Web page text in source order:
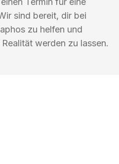
sind bereit, dir bei
zu helfen und
werden zu lassen.